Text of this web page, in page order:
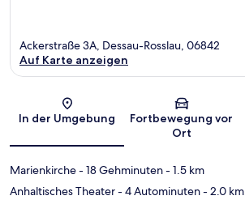
Karte
Ackerstraße 3A, Dessau-Rosslau, 06842
Auf Karte anzeigen
In der Umgebung
Fortbewegung vor
Ort
Marienkirche- 18 Gehminuten- 1.5 km
Anhaltisches Theater- 4 Autominuten- 2.0 km